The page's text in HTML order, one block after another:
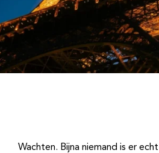
Wachten. Bijna niemand is er